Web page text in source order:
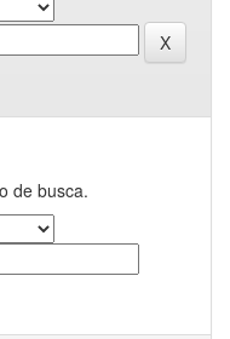
de busca.